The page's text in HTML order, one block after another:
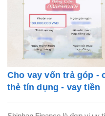
Cho vay vốn trả góp -
thẻ tín dụng - vay tiền